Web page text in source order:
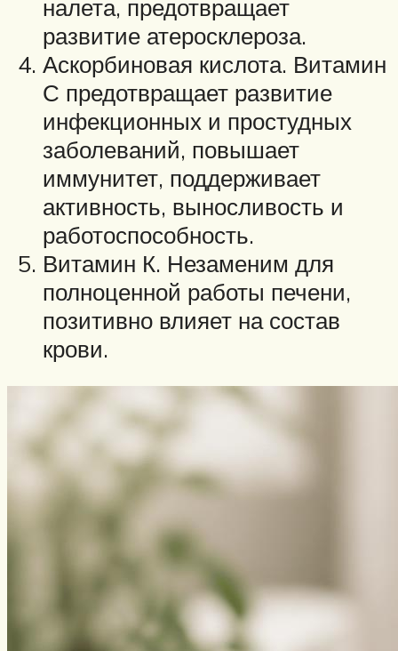
налета, предотвращает
развитие атеросклероза.
Аскорбиновая кислота. Витамин
С предотвращает развитие
инфекционных и простудных
заболеваний, повышает
иммунитет, поддерживает
активность, выносливость и
работоспособность.
Витамин К. Незаменим для
полноценной работы печени,
позитивно влияет на состав
крови.